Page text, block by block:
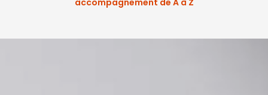
accompagnement de A à Z